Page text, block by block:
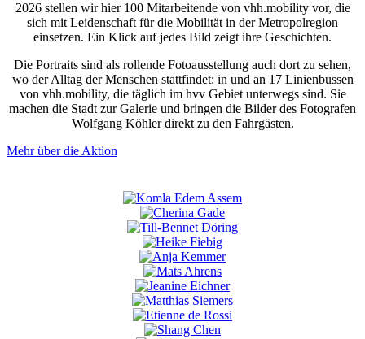
2026 stellen wir hier 100 Mitarbeitende von vhh.mobility vor, die
sich mit Leidenschaft für die Mobilität in der Metropolregion
einsetzen. Ein Klick auf jedes Bild zeigt ihre Geschichten.
Die Portraits sind als rollende Fotoausstellung auch dort zu sehen,
wo der Alltag der Menschen stattfindet: in und an 17 Linienbussen
von vhh.mobility, die täglich im hvv Gebiet unterwegs sind. Sie
machen die Stadt zur Galerie und bringen die Bilder des Fotografen
Wolfgang Köhler direkt zu den Fahrgästen.
Mehr über die Aktion